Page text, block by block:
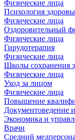
Физические лица
Психология
Физические лица
Оздоровительный
Физические лица
Гирудотерапия
Физические лица
Школы сохранения
Физические лица
Уход за лицом
Физические лица
Повышение
Документоведение
Экономика и
Врачи
Средний